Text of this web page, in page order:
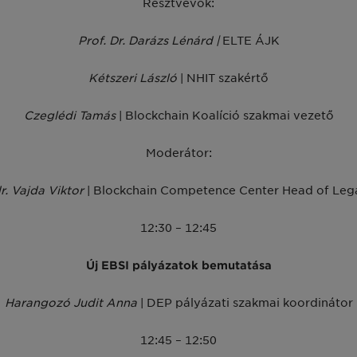
Résztvevők:
Prof. Dr. Darázs Lénárd |ELTE ÁJK
Kétszeri László | NHIT szakértő
Czeglédi Tamás| Blockchain Koalíció szakmai vezető
Moderátor:
Vajda Viktor| Blockchain Competence Center Head of
12:30 – 12:45
Új EBSI pályázatok bemutatása
Harangozó Judit Anna | DEP pályázati szakmai koordinátor
12:45 – 12:50